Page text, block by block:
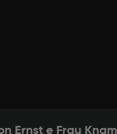
Ernst e Frau Knam